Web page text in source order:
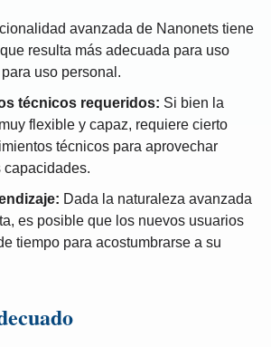
avanzada de Nanonets tiene
resulta más adecuada para uso
uso personal.
técnicos requeridos: Si bien la
flexible y capaz, requiere cierto
técnicos para aprovechar
capacidades.
Dada la naturaleza avanzada
es posible que los nuevos usuarios
tiempo para acostumbrarse a su